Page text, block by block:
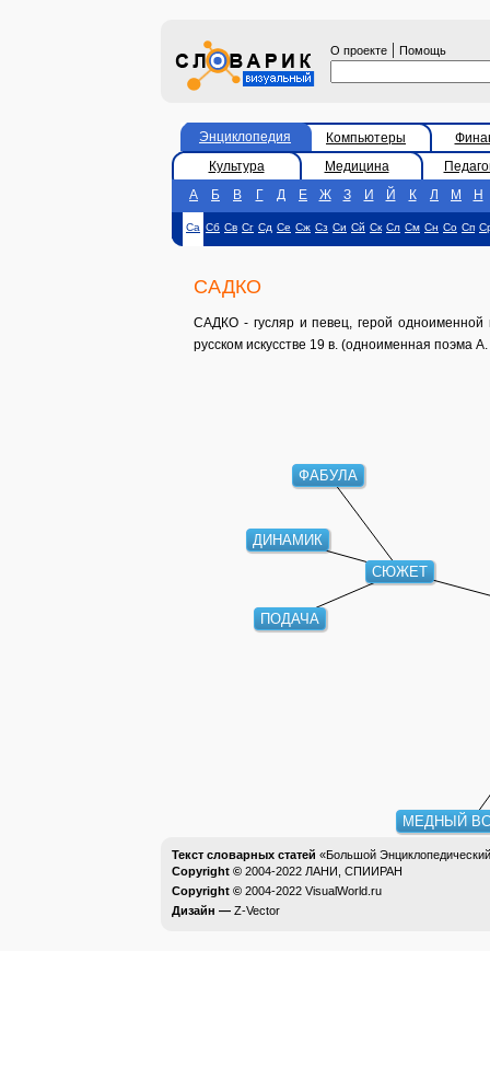
О проекте | Помощь
Энциклопедия Компьютеры
Культура
Медицина
А
Б В Г Д Е Ж З И Й К Л М Н
Са Сб Св Сг Сд Се Сж Сз Си Сй Ск Сл См Сн Со Сп
САДКО
САДКО - гусляр и певец, герой одноименной
русском искусстве 19 в. (одноименная поэма
СЮЖЕТ
ФАБУЛА
ДИНАМИК
ПОДАЧА
МЕДНЫЙ
Текст словарных статей «Большой
Copyright © 2004-2022 ЛАНИ, СПИИРАН
Copyright © 2004-2022 VisualWorld.ru
Дизайн — Z-Vector